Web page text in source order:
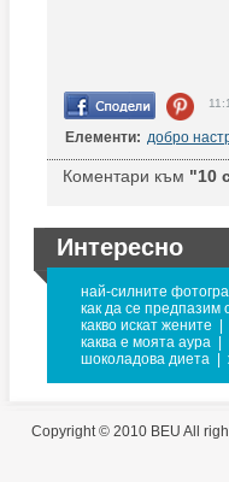
Елементи: добро
Коментари към "10
Интересно
най-силните
как да се предпазим
какво искат жените
каква е моята аура
шоколадова диета
Copyright © 2010 BEU All